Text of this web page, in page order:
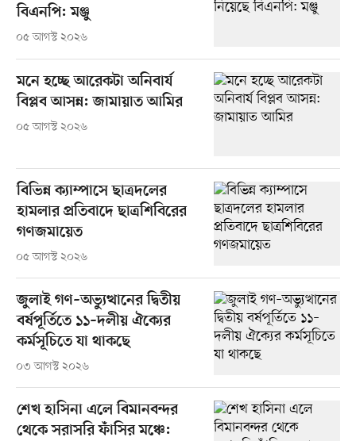
বিএনপি: মঞ্জু
০৫ আগস্ট ২০২৬
মনে হচ্ছে আরেকটা অনিবার্য
বিপ্লব আসন্ন: জামায়াত আমির
০৫ আগস্ট ২০২৬
বিভিন্ন ক্যাম্পাসে ছাত্রদলের
হামলার প্রতিবাদে ছাত্রশিবিরের
গণজমায়েত
০৫ আগস্ট ২০২৬
জুলাই গণ–অভ্যুত্থানের দ্বিতীয়
বর্ষপূর্তিতে ১১–দলীয় ঐক্যের
কর্মসূচিতে যা থাকছে
০৩ আগস্ট ২০২৬
শেখ হাসিনা এলে বিমানবন্দর
থেকে সরাসরি ফাঁসির মঞ্চে: